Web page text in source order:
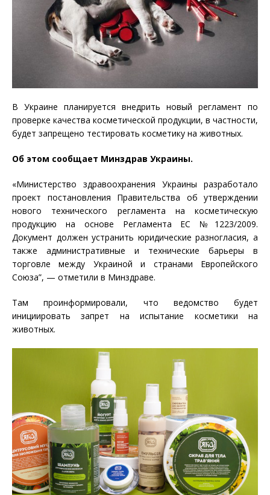
В Украине планируется внедрить новый регламент по
проверке качества косметической продукции, в частности,
будет запрещено тестировать косметику на животных.
Об этом сообщает Минздрав Украины.
«Министерство здравоохранения Украины разработало
проект постановления Правительства об утверждении
нового технического регламента на косметическую
продукцию на основе Регламента ЕС №1223/2009.
Документ должен устранить юридические разногласия, а
также административные и технические барьеры в
торговле между Украиной и странами Европейского
Союза”, — отметили в Минздраве.
Там проинформировали, что ведомство будет
инициировать запрет на испытание косметики на
животных.